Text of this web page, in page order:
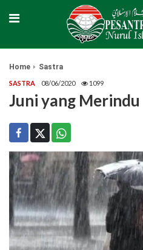
Home Sastra
SASTRA 08/06/2020 1099
Juni yang Merindu